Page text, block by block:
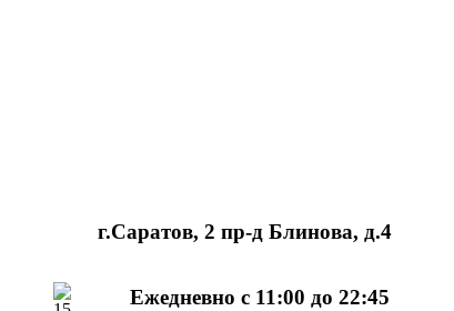
г.Саратов, 2 пр-д Блинова, д.4
Ежедневно с 11:00 до 22:45